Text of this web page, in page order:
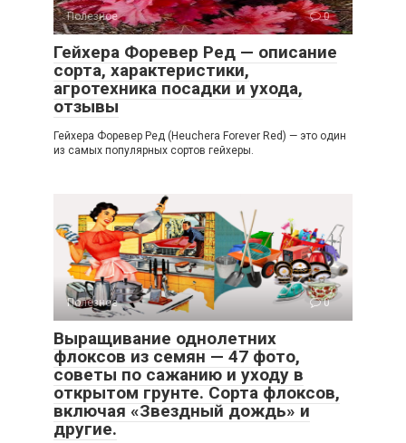
Полезное 0
Гейхера Форевер Ред — описание
сорта, характеристики,
агротехника посадки и ухода,
отзывы
Гейхера Форевер Ред (Heuchera Forever Red) — это один
из самых популярных сортов гейхеры.
Полезное 0
Выращивание однолетних
флоксов из семян — 47 фото,
советы по сажанию и уходу в
открытом грунте. Сорта флоксов,
включая «Звездный дождь» и
другие.